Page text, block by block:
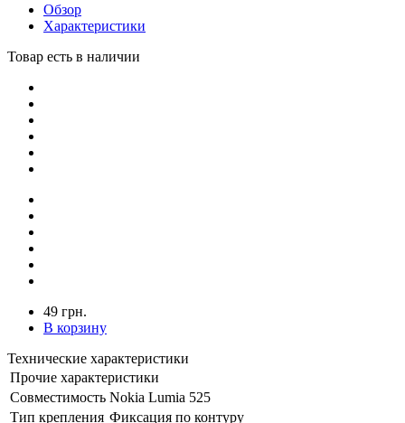
Обзор
Характеристики
Товар есть в наличии
49 грн.
В корзину
Технические характеристики
Прочие характеристики
Совместимость Nokia Lumia 525
Тип крепления Фиксация по контуру